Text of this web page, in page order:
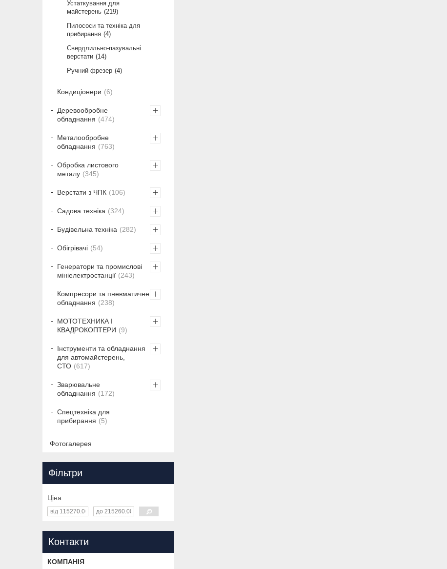
Устаткування для
майстерень
219
Пилососи та техніка для
прибирання 4
Свердлильно-пазувальні
верстати
14
Ручний фрезер 4
Кондиціонери 6
Деревообробне
обладнання
474
Металообробне
обладнання
763
Обробка листового
металу
345
Верстати з ЧПК 106
Садова техніка 324
Будівельна техніка 282
Обігрівачі 54
Генератори та промислові
мініелектростанції
243
Компресори та пневматичне
обладнання
238
МОТОТЕХНИКА І
КВАДРОКОПТЕРИ
9
Інструменти та обладнання
для автомайстерень,
СТО
617
Зварювальне
обладнання
172
Спецтехніка для
прибирання
5
Фотогалерея
Фільтри
Ціна
Контакти